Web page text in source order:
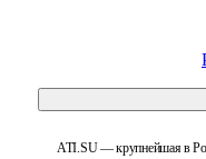
ATI.SU — крупнейшая в